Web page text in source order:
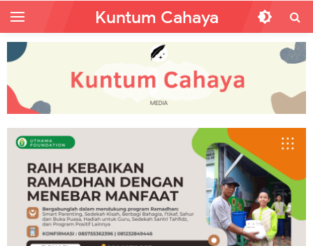
Kuntum Cahaya